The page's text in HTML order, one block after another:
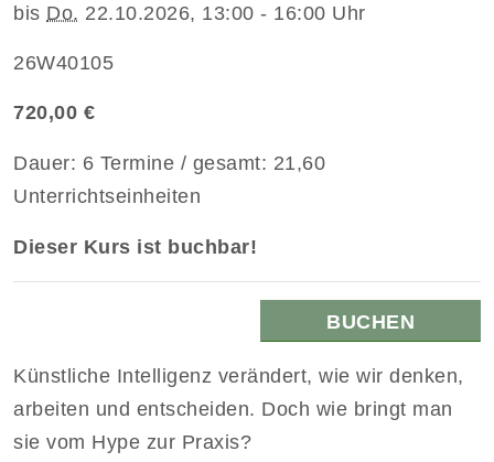
bis Do. 22.10.2026, 13:00 - 16:00 Uhr
26W40105
720,00 €
Dauer: 6 Termine / gesamt: 21,60
Unterrichtseinheiten
Dieser Kurs ist buchbar!
BUCHEN
Künstliche Intelligenz verändert, wie wir denken,
arbeiten und entscheiden. Doch wie bringt man
sie vom Hype zur Praxis?